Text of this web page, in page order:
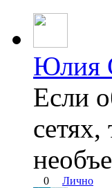
Юлия
Если
0 Лично